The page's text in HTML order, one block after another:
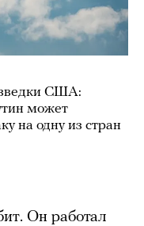
США:
может
на одну из стран
Он работал